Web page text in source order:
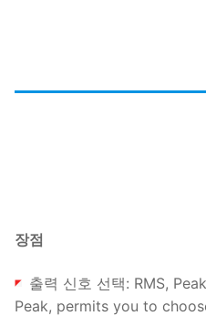
장점
출력 신호 선택: RMS,
Peak, permits you to